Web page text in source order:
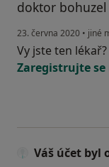
doktor
23. června 2020 • jiné
Vy jste ten
Zaregistrujte
Váš účet byl